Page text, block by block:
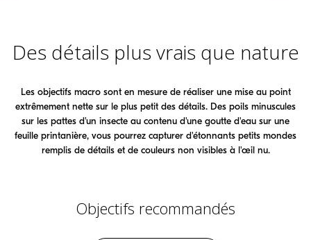
Des détails plus vrais que nature
Les objectifs macro sont en mesure de réaliser une mise au point
extrêmement nette sur le plus petit des détails. Des poils minuscules
sur les pattes d'un insecte au contenu d'une goutte d'eau sur une
feuille printanière, vous pourrez capturer d'étonnants petits mondes
remplis de détails et de couleurs non visibles à l'œil nu.
Objectifs recommandés